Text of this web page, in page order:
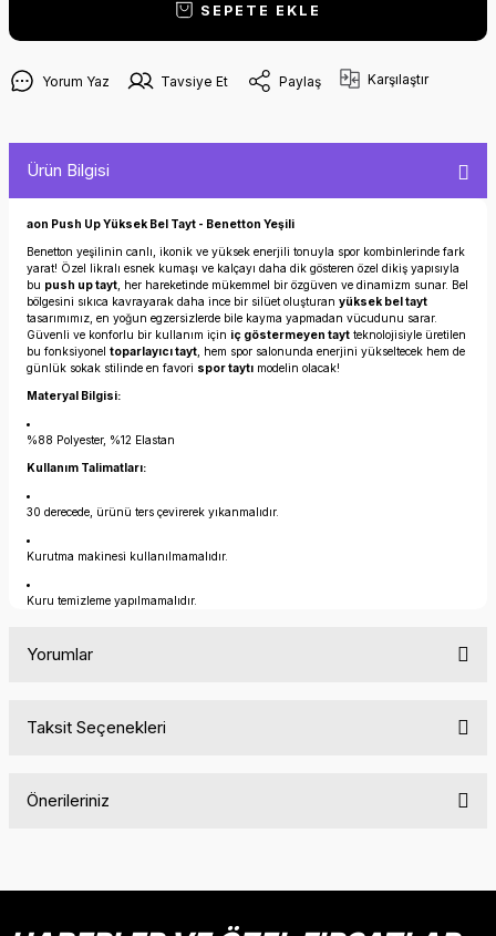
SEPETE EKLE
Yorum Yaz Tavsiye Et Paylaş Karşılaştır
Ürün Bilgisi
aon Push Up Yüksek Bel Tayt - Benetton Yeşili
Benetton yeşilinin canlı, ikonik ve yüksek enerjili tonuyla spor kombinlerinde fark
yarat! Özel likralı esnek kumaşı ve kalçayı daha dik gösteren özel dikiş yapısıyla
bu push up tayt , her hareketinde mükemmel bir özgüven ve dinamizm sunar. Bel
bölgesini sıkıca kavrayarak daha ince bir silüet oluşturan yüksek bel tayt
tasarımımız, en yoğun egzersizlerde bile kayma yapmadan vücudunu sarar.
Güvenli ve konforlu bir kullanım için iç göstermeyen tayt teknolojisiyle üretilen
bu fonksiyonel toparlayıcı tayt , hem spor salonunda enerjini yükseltecek hem de
günlük sokak stilinde en favori spor taytı modelin olacak!
Materyal Bilgisi:
%88 Polyester, %12 Elastan
Kullanım Talimatları:
30 derecede, ürünü ters çevirerek yıkanmalıdır.
Kurutma makinesi kullanılmamalıdır.
Kuru temizleme yapılmamalıdır.
Yorumlar
Taksit Seçenekleri
Önerileriniz